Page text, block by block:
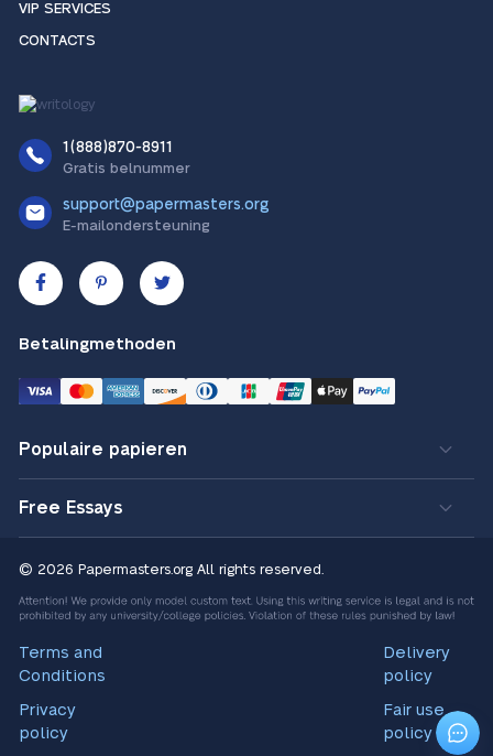
VIP SERVICES
CONTACTS
1(888)870-8911
Gratis belnummer
support@papermasters.org
E-mailondersteuning
Betalingmethoden
Populaire papieren
Free Essays
© 2026 Papermasters.org All rights reserved.
Terms and
Conditions
Privacy
policy
Delivery
policy
Fair use
policy